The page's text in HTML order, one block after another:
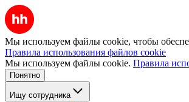
Мы используем файлы cookie, чтобы
Правила использования файлов cookie
Мы используем файлы cookie. Правила
Понятно
Ищу сотрудника